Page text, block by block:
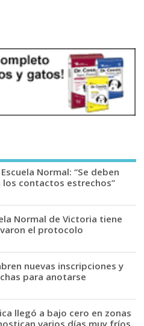
Normal: “Se deben
contactos estrechos”
Normal de Victoria tiene
el protocolo
nuevas inscripciones y
para anotarse
llegó a bajo cero en zonas